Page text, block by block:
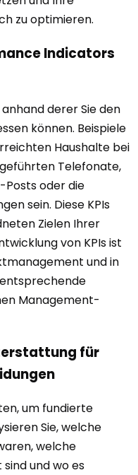
zu optimieren.
Indicators
derer Sie den
können. Beispiele
Haushalte bei
Telefonate,
Posts oder die
sein. Diese KPIs
Zielen Ihrer
von KPIs ist
und in
Management-
für
um fundierte
Sie, welche
welche
und wo es